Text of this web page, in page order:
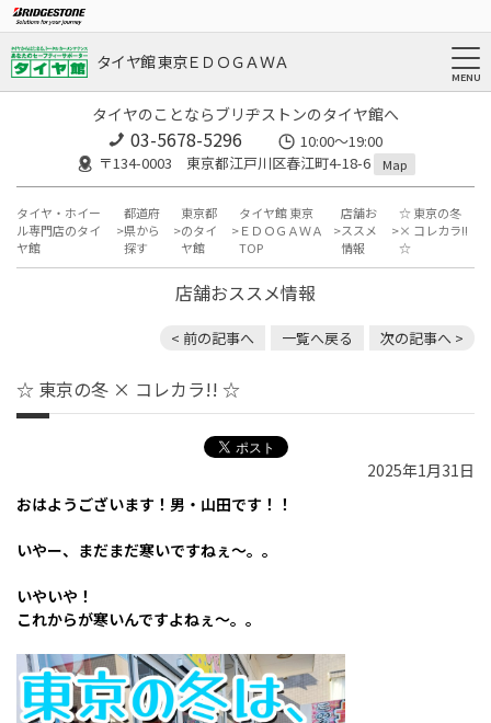
タイヤ館 東京ＥＤＯＧＡＷＡ
タイヤのことならブリヂストンのタイヤ館へ
03-5678-5296
10:00～19:00
〒134-0003 東京都江戸川区春江町4-18-6
Map
タイヤ・ホイー
ル専門店のタイ
ヤ館
都道府
県から
探す
東京都
のタイ
ヤ館
タイヤ館 東京
ＥＤＯＧＡＷＡ
TOP
店舗お
ススメ
情報
☆ 東京の冬
× コレカラ!!
☆
店舗おススメ情報
< 前の記事へ 一覧へ戻る 次の記事へ >
☆ 東京の冬 × コレカラ!! ☆
2025年1月31日
おはようございます！男・山田です！！
いやー、まだまだ寒いですねぇ～。。
いやいや！
これからが寒いんですよねぇ～。。